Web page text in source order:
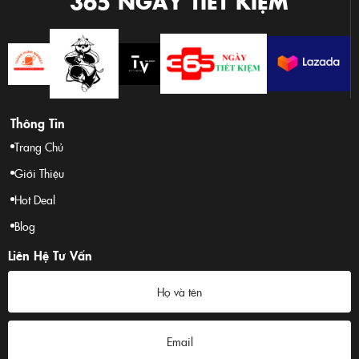
Thông Tin
Trang Chủ
Giới Thiệu
Hot Deal
Blog
Liên Hệ Tư Vấn